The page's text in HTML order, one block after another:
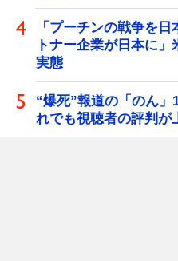
「プーチンの戦争を
トナー企業が日本に
実態
“爆死”報道の「のん
れでも視聴者の評判が